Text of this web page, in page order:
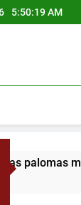
5:50:20 AM
a